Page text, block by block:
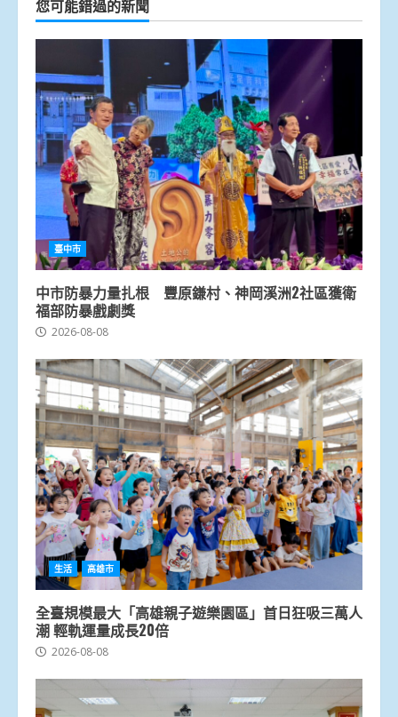
您可能錯過的新聞
臺中市
中市防暴力量扎根 豐原鎌村、神岡溪洲2社區獲衛
福部防暴戲劇獎
2026-08-08
生活 高雄市
全臺規模最大「高雄親子遊樂園區」首日狂吸三萬人
潮 輕軌運量成長20倍
2026-08-08